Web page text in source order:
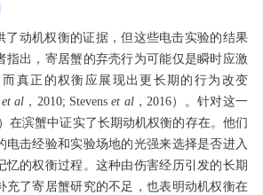
了动机权衡的证据，但这些电击实验的结果
指出，寄居蟹的弃壳行为可能仅是瞬时应激
真正的权衡应展现出更长期的行为改变
et al，2010; Stevenset al，2016）。针对这一
在滨蟹中证实了长期动机权衡的存在。他们
电击经验和实验场地的光强来选择是否进入
忆的权衡过程。这种由伤害经历引发的长期
充了寄居蟹研究的不足，也表明动机权衡在